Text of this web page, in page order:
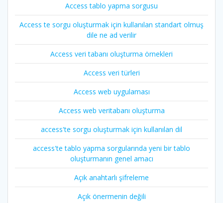
Access tablo yapma sorgusu
Access te sorgu oluşturmak için kullanılan standart olmuş
dile ne ad verilir
Access veri tabanı oluşturma örnekleri
Access veri türleri
Access web uygulaması
Access web veritabanı oluşturma
access'te sorgu oluşturmak için kullanılan dil
access'te tablo yapma sorgularında yeni bir tablo
oluşturmanın genel amacı
Açık anahtarlı şifreleme
Açık önermenin değili